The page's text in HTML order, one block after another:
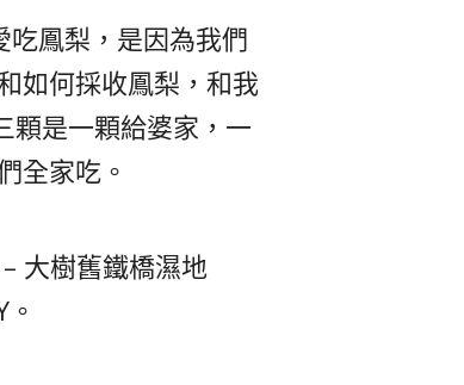
鳳梨，是因為我們
如何採收鳳梨，和我
顆是一顆給婆家，一
全家吃。
大樹舊鐵橋濕地